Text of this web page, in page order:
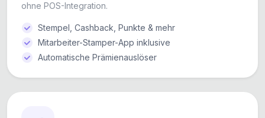
ohne POS-Integration.
Stempel, Cashback, Punkte & mehr
Mitarbeiter-Stamper-App inklusive
Automatische Prämienauslöser